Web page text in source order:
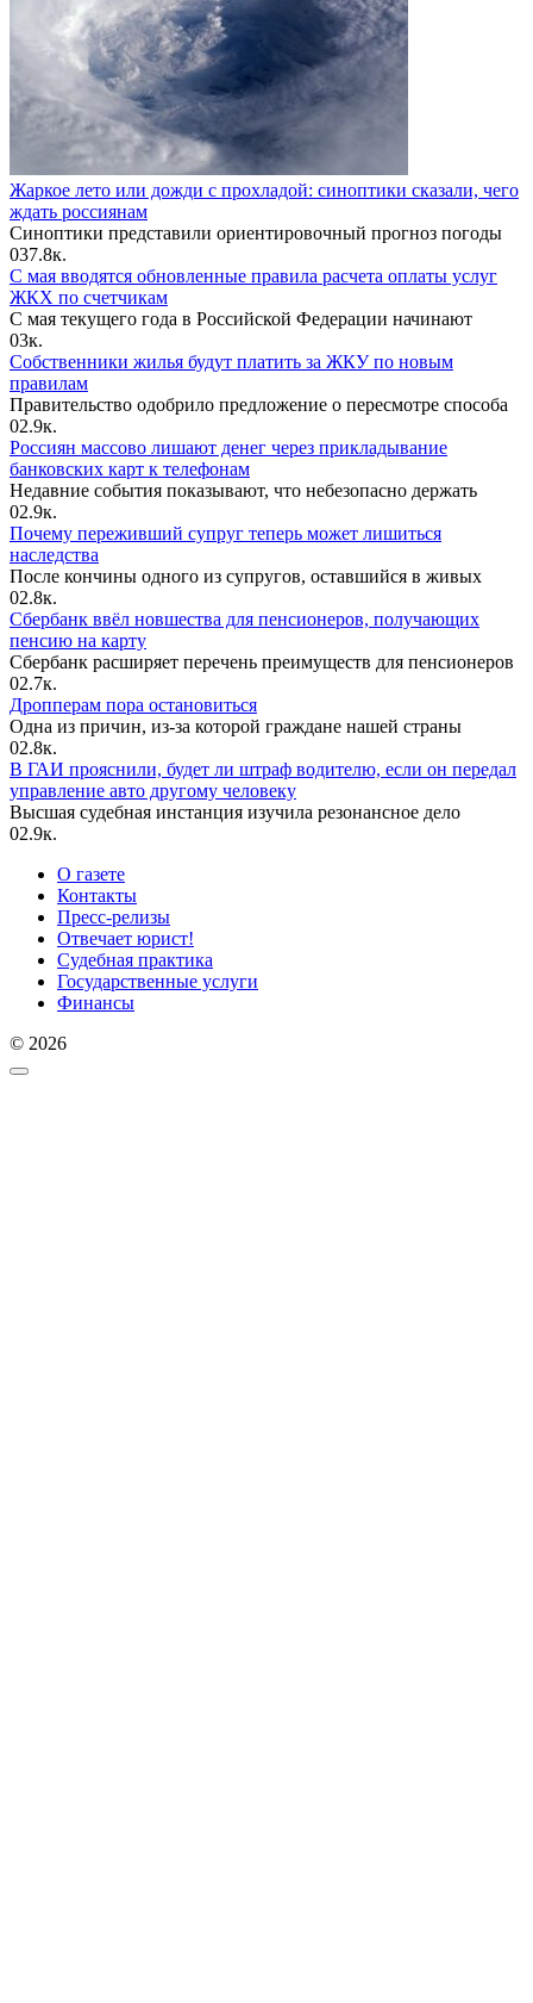
Жаркое лето или дожди с прохладой: синоптики сказали, чего
ждать россиянам
Синоптики представили ориентировочный прогноз погоды
037.8к.
С мая вводятся обновленные правила расчета оплаты услуг
ЖКХ по счетчикам
С мая текущего года в Российской Федерации начинают
03к.
Собственники жилья будут платить за ЖКУ по новым
правилам
Правительство одобрило предложение о пересмотре способа
02.9к.
Россиян массово лишают денег через прикладывание
банковских карт к телефонам
Недавние события показывают, что небезопасно держать
02.9к.
Почему переживший супруг теперь может лишиться
наследства
После кончины одного из супругов, оставшийся в живых
02.8к.
Сбербанк ввёл новшества для пенсионеров, получающих
пенсию на карту
Сбербанк расширяет перечень преимуществ для пенсионеров
02.7к.
Дропперам пора остановиться
Одна из причин, из-за которой граждане нашей страны
02.8к.
В ГАИ прояснили, будет ли штраф водителю, если он передал
управление авто другому человеку
Высшая судебная инстанция изучила резонансное дело
02.9к.
О газете
Контакты
Пресс-релизы
Отвечает юрист!
Судебная практика
Государственные услуги
Финансы
© 2026